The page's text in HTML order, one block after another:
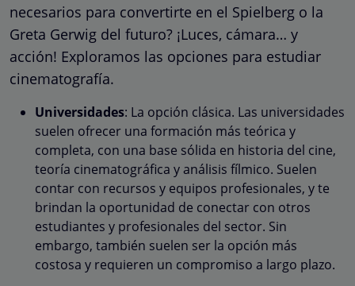
necesarios para convertirte en el Spielberg o la
Greta Gerwig del futuro? ¡Luces, cámara… y
acción! Exploramos las opciones para estudiar
cinematografía.
Universidades: La opción clásica. Las universidades
suelen ofrecer una formación más teórica y
completa, con una base sólida en historia del cine,
teoría cinematográfica y análisis fílmico. Suelen
contar con recursos y equipos profesionales, y te
brindan la oportunidad de conectar con otros
estudiantes y profesionales del sector. Sin
embargo, también suelen ser la opción más
costosa y requieren un compromiso a largo plazo.